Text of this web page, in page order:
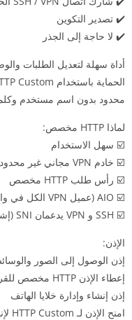
✔️ تصدير التكوين
✔️ لا حاجة إلى الجذر
أداة سهلة لتعديل الطلبات
محدود بدون اسم مستخدم
لماذا HTTP مخصص:
☑️ سهل الاستخدام
☑️ خادم VPN مجاني غير محدود
☑️ رأس طلب HTTP مخصص
☑️ AIO (عميل VPN الكل في واحد)
☑️ SSH و VPN يدعمان SNI (إشارة اسم الخادم)
الإذن:
إذن الوصول إلى الصور
إعطاء الإذن HTTP مخصص للقراءة والكتابة التكوين
إذن إنشاء وإدارة خلايا الهاتف
امنح الإذن لـ HTTP Custom لإنشاء hwid وقراءة معلومات بطاقة isp